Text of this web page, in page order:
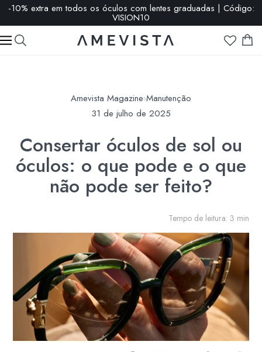
-10% extra em todos os óculos com lentes graduadas | Código:
VISION10
Amevista Magazine›Manutenção
31 de julho de 2025
Consertar óculos de sol ou
óculos: o que pode e o que
não pode ser feito?
Tempo de leitura: 3 min